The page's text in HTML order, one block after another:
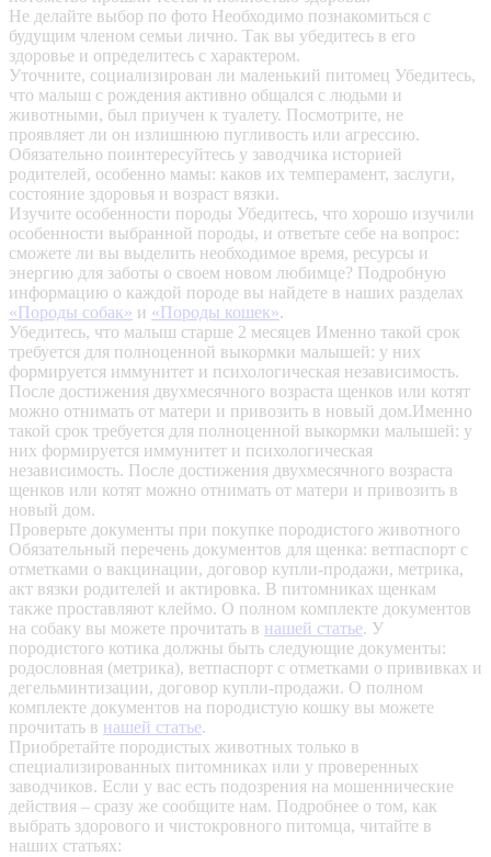
Не делайте выбор по фото Необходимо познакомиться с
будущим членом семьи лично. Так вы убедитесь в его
здоровье и определитесь с характером.
Уточните, социализирован ли маленький питомец Убедитесь,
что малыш с рождения активно общался с людьми и
животными, был приучен к туалету. Посмотрите, не
проявляет ли он излишнюю пугливость или агрессию.
Обязательно поинтересуйтесь у заводчика историей
родителей, особенно мамы: каков их темперамент, заслуги,
состояние здоровья и возраст вязки.
Изучите особенности породы Убедитесь, что хорошо изучили
особенности выбранной породы, и ответьте себе на вопрос:
сможете ли вы выделить необходимое время, ресурсы и
энергию для заботы о своем новом любимце? Подробную
информацию о каждой породе вы найдете в наших разделах
«Породы собак» и «Породы кошек».
Убедитесь, что малыш старше 2 месяцев Именно такой срок
требуется для полноценной выкормки малышей: у них
формируется иммунитет и психологическая независимость.
После достижения двухмесячного возраста щенков или котят
можно отнимать от матери и привозить в новый дом.Именно
такой срок требуется для полноценной выкормки малышей: у
них формируется иммунитет и психологическая
независимость. После достижения двухмесячного возраста
щенков или котят можно отнимать от матери и привозить в
новый дом.
Проверьте документы при покупке породистого животного
Обязательный перечень документов для щенка: ветпаспорт с
отметками о вакцинации, договор купли-продажи, метрика,
акт вязки родителей и актировка. В питомниках щенкам
также проставляют клеймо. О полном комплекте документов
на собаку вы можете прочитать в нашей статье. У
породистого котика должны быть следующие документы:
родословная (метрика), ветпаспорт с отметками о прививках и
дегельминтизации, договор купли-продажи. О полном
комплекте документов на породистую кошку вы можете
прочитать в нашей статье.
Приобретайте породистых животных только в
специализированных питомниках или у проверенных
заводчиков. Если у вас есть подозрения на мошеннические
действия – сразу же сообщите нам. Подробнее о том, как
выбрать здорового и чистокровного питомца, читайте в
наших статьях: